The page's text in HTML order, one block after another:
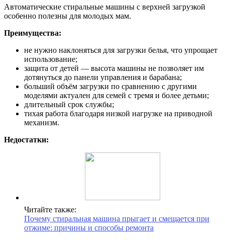
Автоматические стиральные машины с верхней загрузкой
особенно полезны для молодых мам.
Преимущества:
не нужно наклоняться для загрузки белья, что упрощает
использование;
защита от детей — высота машины не позволяет им
дотянуться до панели управления и барабана;
больший объём загрузки по сравнению с другими
моделями актуален для семей с тремя и более детьми;
длительный срок службы;
тихая работа благодаря низкой нагрузке на приводной
механизм.
Недостатки:
Читайте также:
Почему стиральная машина прыгает и смещается при
отжиме: причины и способы ремонта